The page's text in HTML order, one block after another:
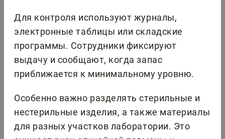
Для контроля используют журналы,
электронные таблицы или складские
программы. Сотрудники фиксируют
выдачу и сообщают, когда запас
приближается к минимальному уровню.
Особенно важно разделять стерильные и
нестерильные изделия, а также материалы
для разных участков лаборатории. Это